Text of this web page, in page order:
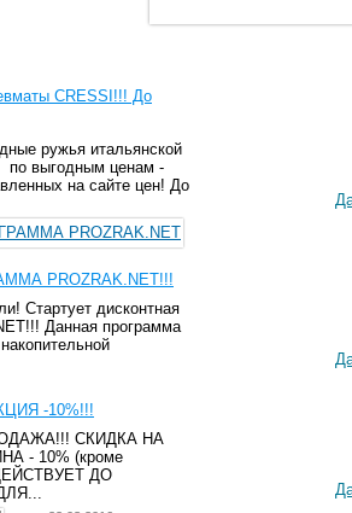
CRESSI!!! До
ружья итальянской
по выгодным ценам -
на сайте цен! До
PROZRAK.NET!!!
Стартует дисконтная
Данная программа
-10%!!!
СКИДКА НА
- 10% (кроме
ДО